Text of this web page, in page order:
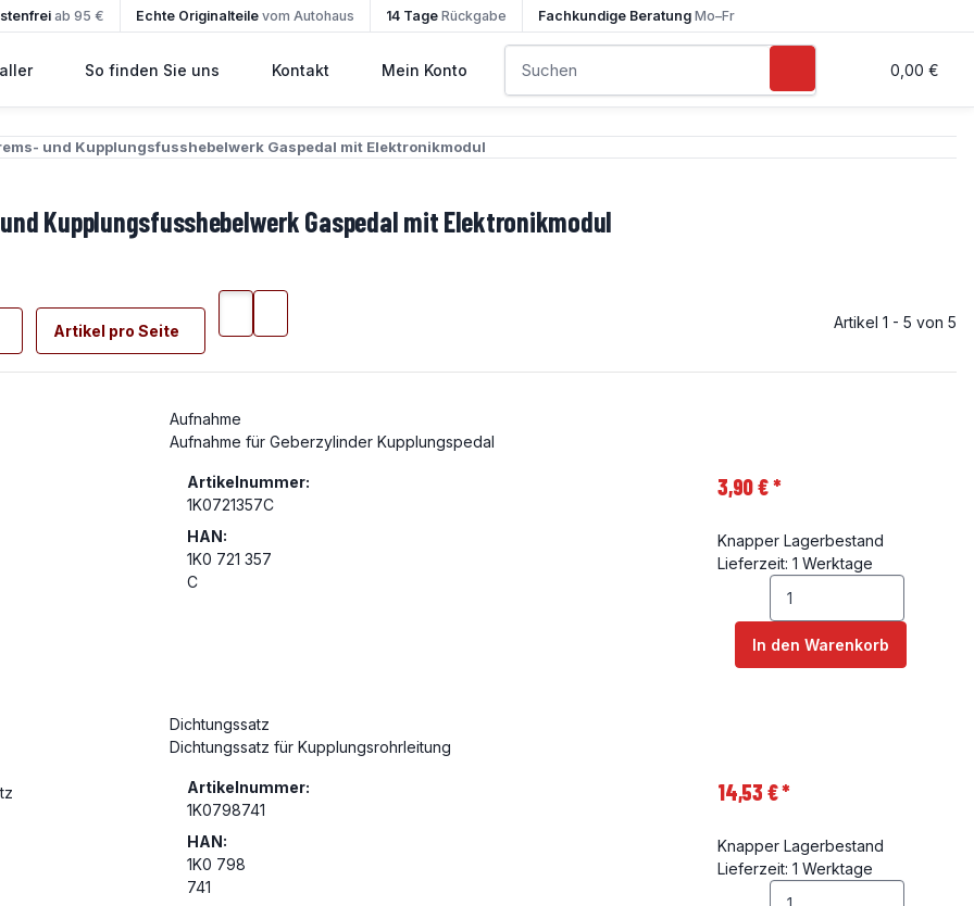
ab 95 € Echte Originalteilevom Autohaus 14 TageRückgabe Fachkundige BeratungMo–Fr
0,00 €
So finden Sie uns Kontakt Mein Konto
und Kupplungsfusshebelwerk Gaspedal mit Elektronikmodul
Kupplungsfusshebelwerk Gaspedal mit Elektronikmodul
Artikel pro Seite Artikel 1 - 5 von 5
Aufnahme
Aufnahme für Geberzylinder Kupplungspedal
Artikelnummer:
1K0721357C
HAN:
1K0 721 357
C
3,90 €*
Knapper Lagerbestand
Lieferzeit: 1 Werktage
In den Warenkorb
Dichtungssatz
Dichtungssatz für Kupplungsrohrleitung
Artikelnummer:
1K0798741
HAN:
1K0 798
741
14,53 €*
Knapper Lagerbestand
Lieferzeit: 1 Werktage